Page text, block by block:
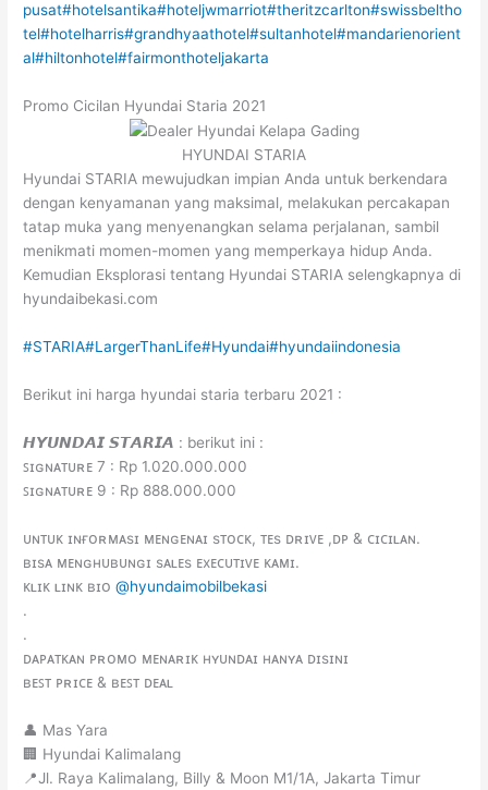
pusat#hotelsantika#hoteljwmarriot#theritzcarlton#swissbeltho
tel#hotelharris#grandhyaathotel#sultanhotel#mandarienorient
al#hiltonhotel#fairmonthoteljakarta
Promo Cicilan Hyundai Staria 2021
HYUNDAI STARIA
Hyundai STARIA mewujudkan impian Anda untuk berkendara
dengan kenyamanan yang maksimal, melakukan percakapan
tatap muka yang menyenangkan selama perjalanan, sambil
menikmati momen-momen yang memperkaya hidup Anda.
Kemudian Eksplorasi tentang Hyundai STARIA selengkapnya di
hyundaibekasi.com
#STARIA#LargerThanLife#Hyundai#hyundaiindonesia
Berikut ini harga hyundai staria terbaru 2021 :
𝙃𝙔𝙐𝙉𝘿𝘼𝙄 𝙎𝙏𝘼𝙍𝙄𝘼 : berikut ini :
ꜱɪɢɴᴀᴛᴜʀᴇ 7 : Rp 1.020.000.000
ꜱɪɢɴᴀᴛᴜʀᴇ 9 : Rp 888.000.000
ᴜɴᴛᴜᴋ ɪɴғᴏʀᴍᴀsɪ ᴍᴇɴɢᴇɴᴀɪ sᴛᴏᴄᴋ, ᴛᴇs ᴅʀɪᴠᴇ ,ᴅᴘ & ᴄɪᴄɪʟᴀɴ.
ʙɪsᴀ ᴍᴇɴɢʜᴜʙᴜɴɢɪ sᴀʟᴇs ᴇxᴇᴄᴜᴛɪᴠᴇ ᴋᴀᴍɪ.
ᴋʟɪᴋ ʟɪɴᴋ ʙɪᴏ@hyundaimobilbekasi
.
.
ᴅᴀᴘᴀᴛᴋᴀɴ ᴘʀᴏᴍᴏ ᴍᴇɴᴀʀɪᴋ ʜʏᴜɴᴅᴀɪ ʜᴀɴʏᴀ ᴅɪsɪɴɪ
ʙᴇꜱᴛ ᴘʀɪᴄᴇ & ʙᴇꜱᴛ ᴅᴇᴀʟ
👤 Mas Yara
🏢 Hyundai Kalimalang
📍Jl. Raya Kalimalang, Billy & Moon M1/1A, Jakarta Timur